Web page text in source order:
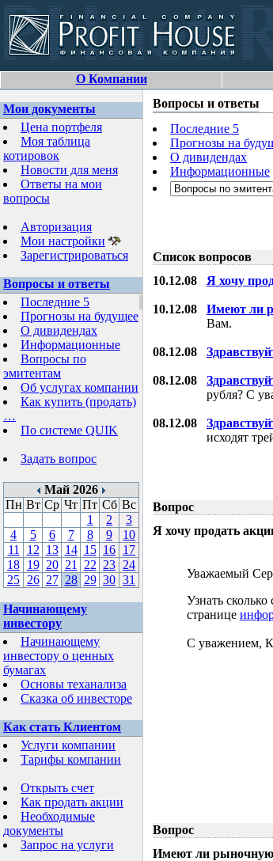
О Компании
Мои документы
Цена портфеля
Моя таблица
котировок
Новости для меня
Ответы на мои
вопросы
Авторизация
Мои настройки
Зарегистрироваться
Вопросы и ответы
Последние 5
Прогнозы на будущее
О дивидендах
Информационные
Вопросы по
эмитентам
Об услугах компании
Как купить (продать)
…
По системе QUIK
Задать вопрос
Май 2026
Пн Вт Ср Чт Пт Сб Вс
1
2
3
4
5 6 7 8 9
10
11
12 13 14 15 16 17
18 19 20 21 22 23 24
25 26 27 28 29 30 31
Начинающему
инвестору
Начинающему
инвестору о ценных
бумагах
Основы теханализа
Сказка об инвесторе
Как стать Клиентом
Услуги компании
Тарифы компании
Открыть счет
Как продать акции
Необходимые
документы
Запрос на услуги
Вопросы и ответы
Последние 5
Прогнозы на
О дивидендах
Информационные
Список вопросов
10.12.08 Я хочу
10.12.08 Имеют ли
Вам.
08.12.08
08.12.08
рубля? С
08.12.08
исходят
Вопрос
Я хочу продать
Уважаемый
Узнать
странице
С уважением,
Вопрос
Имеют ли рыночную